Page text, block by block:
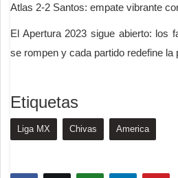
Atlas 2-2 Santos: empate vibrante
El Apertura 2023 sigue abierto: los
se rompen y cada partido redefine la
Etiquetas
Liga MX Chivas America